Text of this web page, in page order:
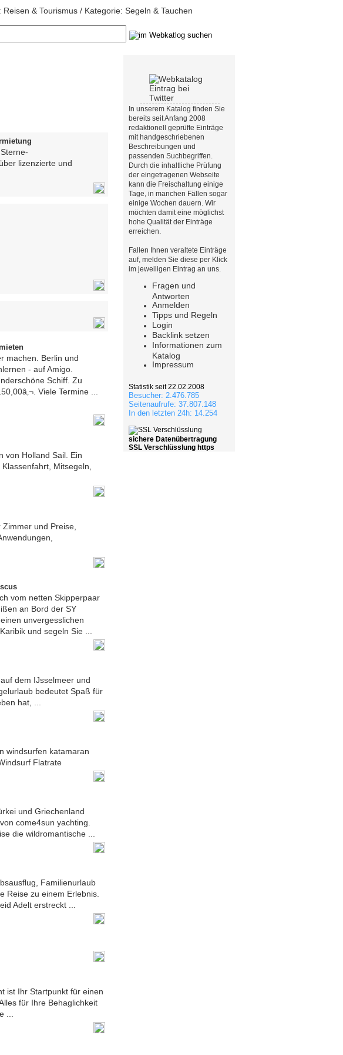
& Tourismus / Kategorie: Segeln & Tauchen
lizenzierte und
machen. Berlin und
- auf Amigo.
Schiff. Zu
Viele Termine ...
von Holland Sail. Ein
Mitsegeln,
und Preise,
vom netten Skipperpaar
an Bord der SY
unvergesslichen
und segeln Sie ...
dem IJsselmeer und
bedeutet Spaß für
hat, ...
windsurfen katamaran
Flatrate
und Griechenland
come4sun yachting.
die wildromantische ...
Familienurlaub
Reise zu einem Erlebnis.
Adelt erstreckt ...
ist Ihr Startpunkt für einen
für Ihre Behaglichkeit
...
In unserem Katalog finden Sie
bereits seit Anfang 2008
redaktionell geprüfte Einträge
mit handgeschriebenen
Beschreibungen und
passenden Suchbegriffen.
Durch die inhaltliche Prüfung
der eingetragenen Webseite
kann die Freischaltung einige
Tage, in manchen Fällen sogar
einige Wochen dauern. Wir
möchten damit eine möglichst
hohe Qualität der Einträge
erreichen.
Fallen Ihnen veraltete Einträge
auf, melden Sie diese per Klick
im jeweiligen Eintrag an uns.
Fragen und
Antworten
Anmelden
Tipps und Regeln
Login
Backlink setzen
Informationen zum
Katalog
Impressum
Statistik seit 22.02.2008
Besucher: 2.476.785
Seitenaufrufe: 37.807.148
In den letzten 24h: 14.254
sichere Datenübertragung
SSL Verschlüsslung https